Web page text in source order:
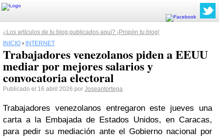
¿Los artículos de tu blog publicados aquí? ¡Propón tu blog!
INICIO › INTERNET
Trabajadores venezolanos piden a EEUU
mediar por mejores salarios y
convocatoria electoral
Publicado el 16 abril 2026 por Joseantortega
Trabajadores venezolanos entregaron este jueves una
carta a la Embajada de Estados Unidos, en Caracas,
para pedir su mediación ante el Gobierno nacional por